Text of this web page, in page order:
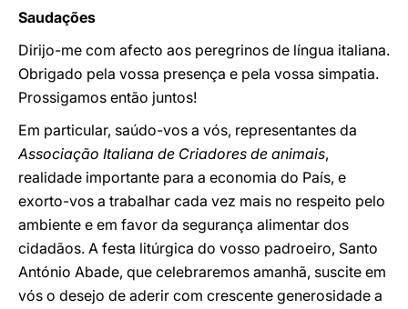
Saudações
Dirijo-me com afecto aos peregrinos de língua italiana.
Obrigado pela vossa presença e pela vossa simpatia.
Prossigamos então juntos!
Em particular, saúdo-vos a vós, representantes da
Associação Italiana de Criadores de animais,
realidade importante para a economia do País, e
exorto-vos a trabalhar cada vez mais no respeito pelo
ambiente e em favor da segurança alimentar dos
cidadãos. A festa litúrgica do vosso padroeiro, Santo
António Abade, que celebraremos amanhã, suscite em
vós o desejo de aderir com crescente generosidade a